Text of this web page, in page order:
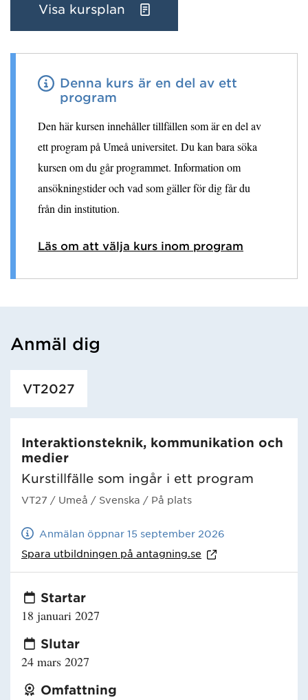
Visa kursplan
Denna kurs är en del av ett
program
Den här kursen innehåller tillfällen som är en del av
ett program på Umeå universitet. Du kan bara söka
kursen om du går programmet. Information om
ansökningstider och vad som gäller för dig får du
från din institution.
Läs om att välja kurs inom program
Anmäl dig
VT2027
Interaktionsteknik, kommunikation och
medier
Kurstillfälle som ingår i ett program
VT27 / Umeå / Svenska / På plats
Anmälan öppnar 15 september 2026
Spara utbildningen på antagning.se
Startar
18 januari 2027
Slutar
24 mars 2027
Omfattning